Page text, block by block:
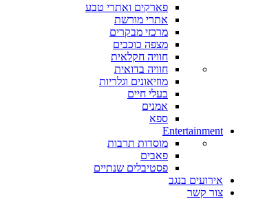
פארקים ואתרי טבע
אתרי מורשת
מרכזי מבקרים
מצפה כוכבים
חוויה חקלאית
חוויה בדואית
מוזיאונים וגלריות
בעלי חיים
אמנים
ספא
Entertainment
מוסדות תרבות
פאבים
פסטיבלים שנתיים
אירועים בנגב
צור קשר